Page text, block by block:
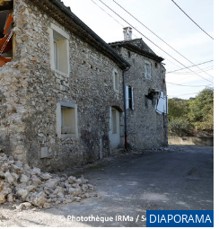
DIAPORAMA